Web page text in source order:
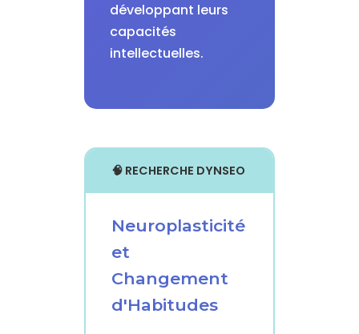
développant leurs
capacités
intellectuelles.
🧠 RECHERCHE DYNSEO
Neuroplasticité
et
Changement
d'Habitudes